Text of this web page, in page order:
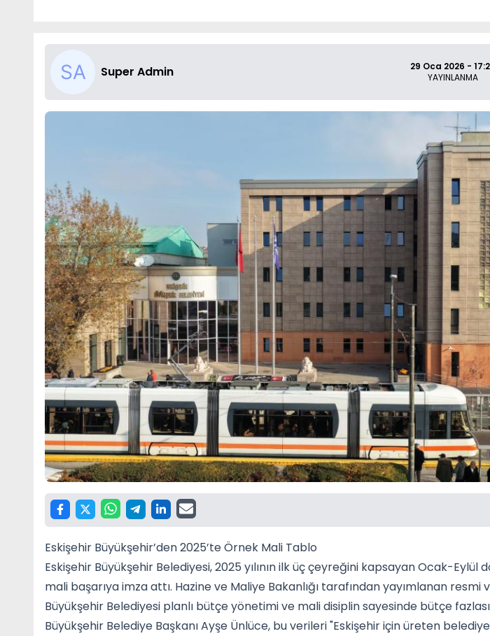
Super Admin
29 Oca 2026 -
YAYINLANMA
Eskişehir Büyükşehir’den 2025’te Örnek Mali Tablo
Eskişehir Büyükşehir Belediyesi, 2025 yılının ilk üç çeyreğini kapsayan Ocak-Eylül
mali başarıya imza attı. Hazine ve Maliye Bakanlığı tarafından yayımlanan resmi
Büyükşehir Belediyesi planlı bütçe yönetimi ve mali disiplin sayesinde bütçe
Büyükşehir Belediye Başkanı Ayşe Ünlüce, bu verileri "Eskişehir için üreten